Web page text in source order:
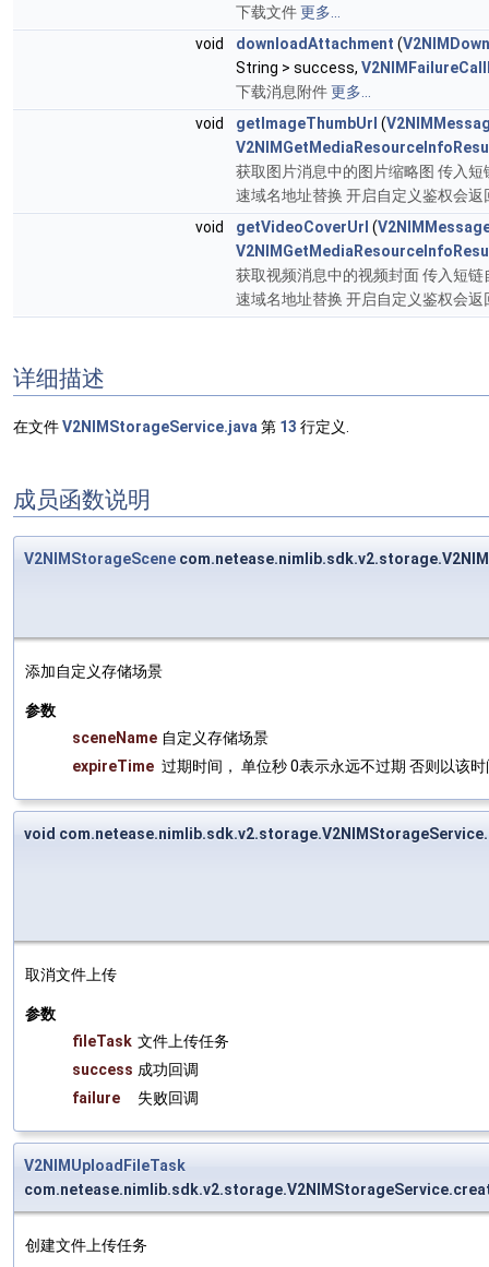
下载文件更多...
void
downloadAttachment (
String > success,
下载消息附件更多...
void
getImageThumbUrl (
获取图片消息中的图片缩略图 传入
速域名地址替换 开启自定义鉴权会
void
getVideoCoverUrl (
获取视频消息中的视频封面 传入短
速域名地址替换 开启自定义鉴权会
详细描述
在文件V2NIMStorageService.java 第 13 行定义.
成员函数说明
V2NIMStorageScene
添加自定义存储场景
参数
sceneName 自定义存储场景
expireTime 过期时间， 单位秒 0表示永远不过期 否则以该
void
取消文件上传
参数
fileTask 文件上传任务
success 成功回调
failure
失败回调
V2NIMUploadFileTask
创建文件上传任务